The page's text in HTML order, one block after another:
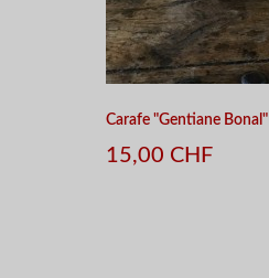
Carafe "Gentiane Bonal"
15,00 CHF